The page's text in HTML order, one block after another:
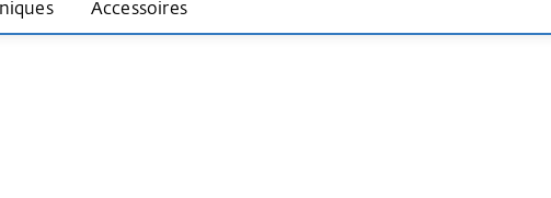
Accessoires